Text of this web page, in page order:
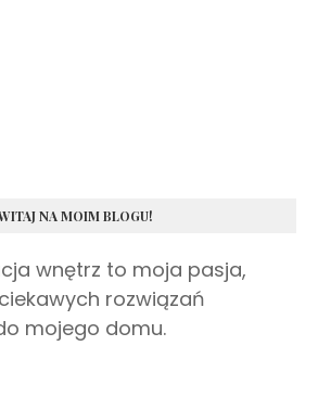
NA MOIM BLOGU!
wnętrz to moja pasja,
rozwiązań
mojego domu.